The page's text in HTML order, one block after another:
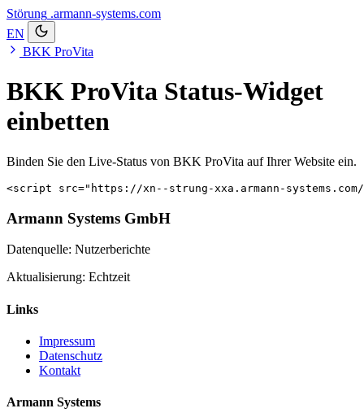
Störung .armann-systems.com
EN
BKK ProVita
BKK ProVita Status-Widget
einbetten
Binden Sie den Live-Status von BKK ProVita auf Ihrer Website ein.
<script src="https://xn--strung-xxa.armann-
Armann Systems GmbH
Datenquelle: Nutzerberichte
Aktualisierung: Echtzeit
Links
Impressum
Datenschutz
Kontakt
Armann Systems